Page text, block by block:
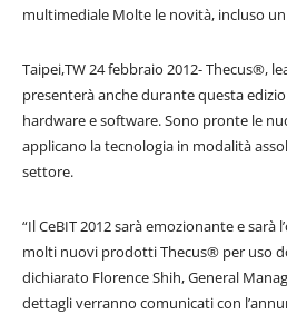
multimediale Molte le novità, incluso
Taipei,TW 24 febbraio 2012- Thecus®,
presenterà anche durante questa
hardware e software. Sono pronte le
applicano la tecnologia in modalità
settore.
“Il CeBIT 2012 sarà emozionante e sarà
molti nuovi prodotti Thecus® per uso
dichiarato Florence Shih, General
dettagli verranno comunicati con